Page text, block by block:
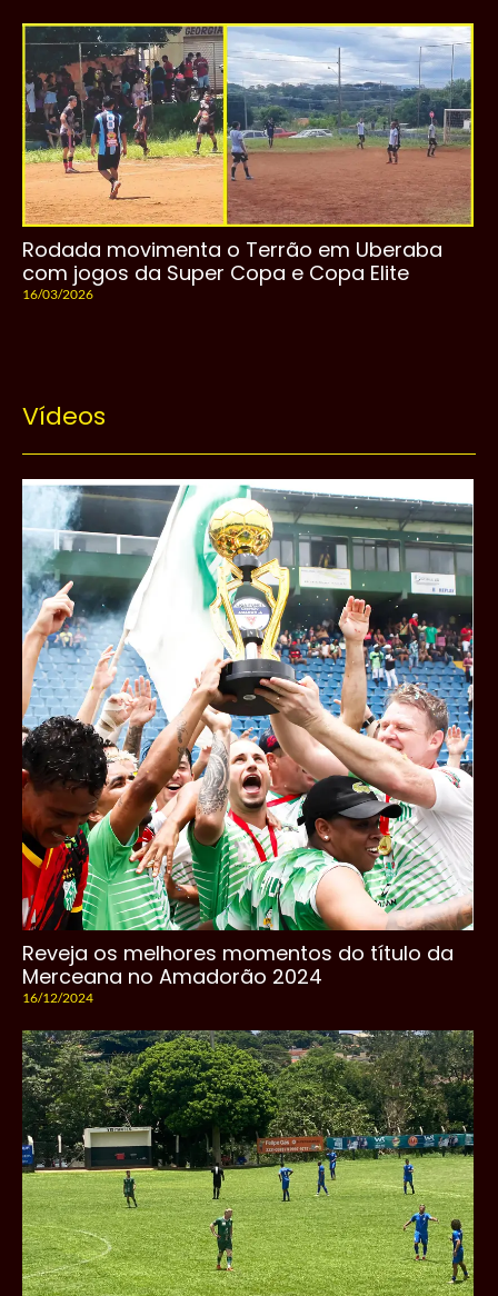
Rodada movimenta o Terrão em Uberaba
com jogos da Super Copa e Copa Elite
16/03/2026
Vídeos
Reveja os melhores momentos do título da
Merceana no Amadorão 2024
16/12/2024